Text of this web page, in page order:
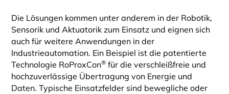
Die Lösungen kommen unter anderem in der Robotik,
Sensorik und Aktuatorik zum Einsatz und eignen sich
auch für weitere Anwendungen in der
Industrieautomation. Ein Beispiel ist die patentierte
Technologie RoProxCon® für die verschleißfreie und
hochzuverlässige Übertragung von Energie und
Daten. Typische Einsatzfelder sind bewegliche oder